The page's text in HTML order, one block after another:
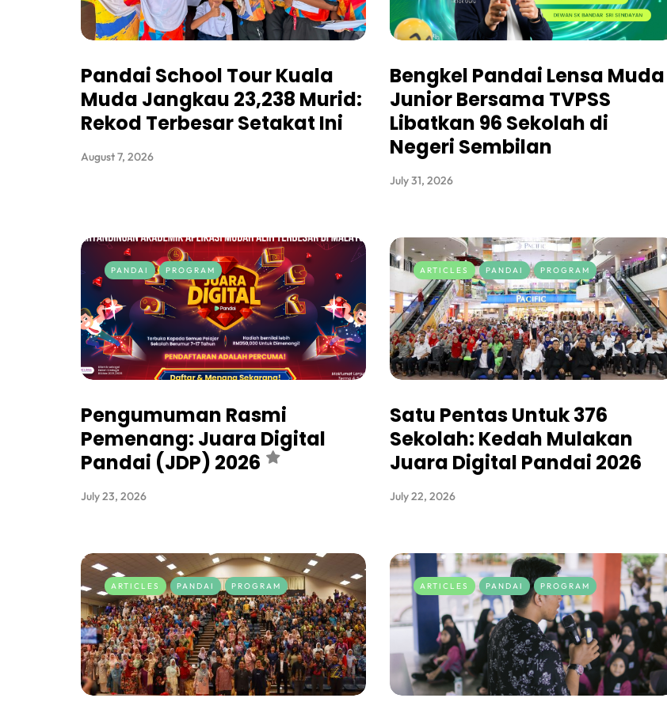
Pandai School Tour Kuala
Muda Jangkau 23,238 Murid:
Rekod Terbesar Setakat Ini
August 7, 2026
Bengkel Pandai Lensa Muda
Junior Bersama TVPSS
Libatkan 96 Sekolah di
Negeri Sembilan
July 31, 2026
PANDAI PROGRAM
Pengumuman Rasmi
Pemenang: Juara Digital
Pandai (JDP) 2026
July 23, 2026
ARTICLES PANDAI PROGRAM
Satu Pentas Untuk 376
Sekolah: Kedah Mulakan
Juara Digital Pandai 2026
July 22, 2026
ARTICLES PANDAI PROGRAM ARTICLES PANDAI PROGRAM